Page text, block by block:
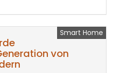
Smart Home
von